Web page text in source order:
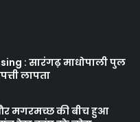
: सारंगढ़ माधोपाली पुल
लापता
मगरमच्छ की बीच हुआ